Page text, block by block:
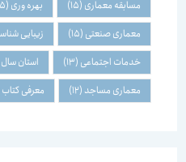
مسابقه معماری(15) بهره وری(15)
معماری صنعتی(15) زیبایی شناسی(14)
خدمات اجتماعی(13) استان سال(12)
معماری مساجد(12) معرفی کتاب(11)